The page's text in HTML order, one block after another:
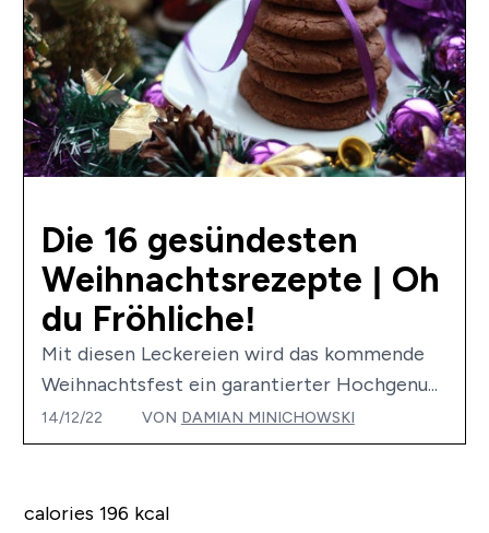
Die 16 gesündesten
Weihnachtsrezepte | Oh
du Fröhliche!
Mit diesen Leckereien wird das kommende
Weihnachtsfest ein garantierter Hochgenu...
14/12/22 VON DAMIAN MINICHOWSKI
calories 196 kcal